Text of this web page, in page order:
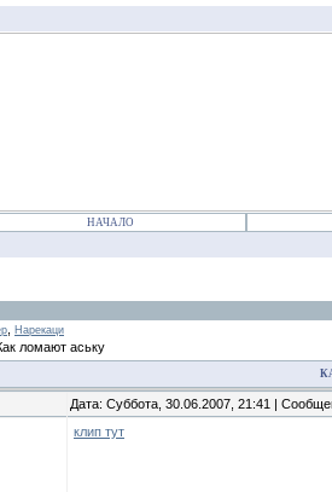
НАЧАЛО
Нарекаци
ломают аську
Дата: Суббота, 30.06.2007, 21:41 |
клип тут